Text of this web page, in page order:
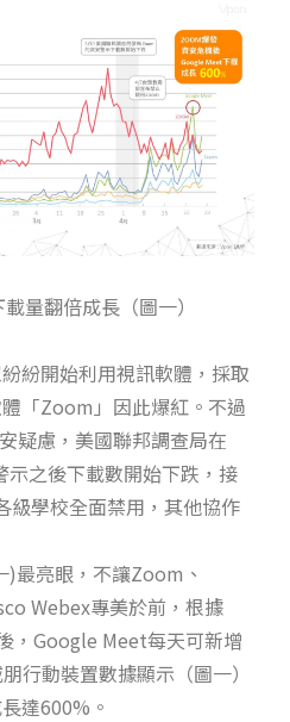
量翻倍成長（圖一）
紛開始利用視訊軟體，採取
「Zoom」因此爆紅。不過
疑慮，美國聯邦調查局在
之後下載數開始下跌，接
級學校全面禁用，其他協作
最亮眼，不讓Zoom、
Webex專美於前，根據
，Google Meet每天可新增
行動裝置數據顯示（圖一）
達600%。